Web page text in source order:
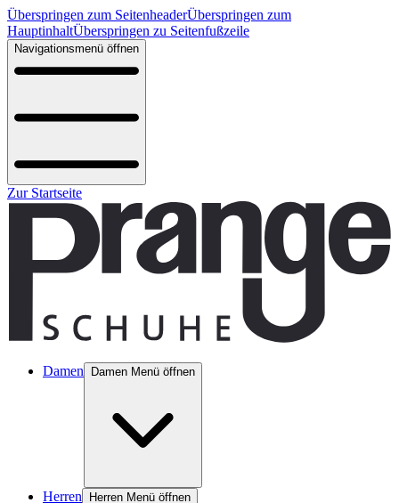
Überspringen zum SeitenheaderÜberspringen zum
HauptinhaltÜberspringen zu Seitenfußzeile
Navigationsmenü öffnen
Zur Startseite
Damen Damen Menü öffnen
Herren Herren Menü öffnen